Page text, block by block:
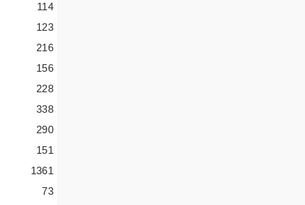
114
123
216
156
228
338
290
151
1361
73